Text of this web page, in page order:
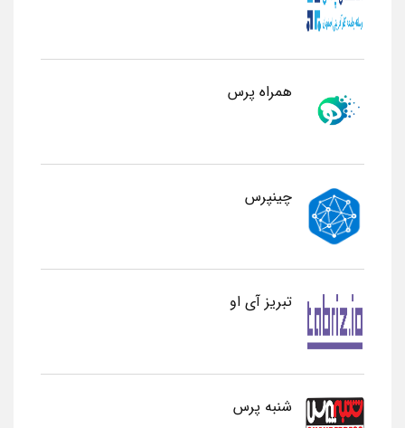
همراه پرس
چینپرس
تبریز آی او
شنبه پرس